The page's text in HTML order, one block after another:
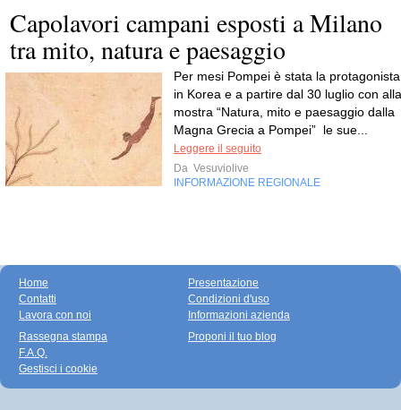
Capolavori campani esposti a Milano
tra mito, natura e paesaggio
Per mesi Pompei è stata la protagonista
in Korea e a partire dal 30 luglio con alla
mostra “Natura, mito e paesaggio dalla
Magna Grecia a Pompei” le sue...
Leggere il seguito
Da Vesuviolive
INFORMAZIONE REGIONALE
Home
Contatti
Lavora con noi
Presentazione
Condizioni d'uso
Informazioni azienda
Rassegna stampa
F.A.Q.
Gestisci i cookie
Proponi il tuo blog